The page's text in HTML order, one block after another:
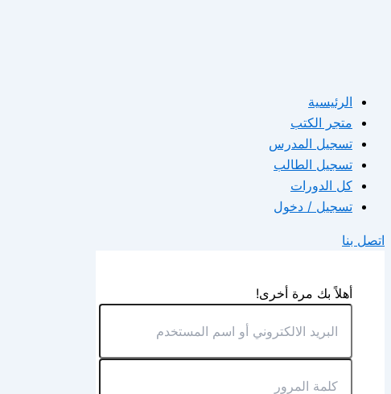
الرئيسية
متجر الكتب
تسجيل المدرس
تسجيل الطالب
كل الدورات
تسجيل / دخول
اتصل بنا
أهلاً بك مرة أخرى!